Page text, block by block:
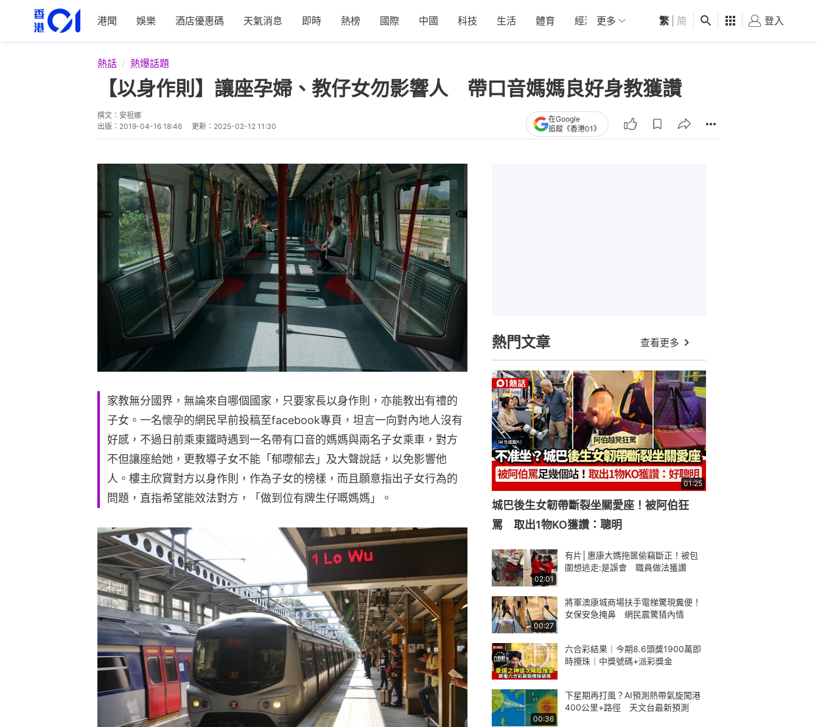
港聞 娛樂 酒店優惠碼 天氣消息 即時 熱榜 國際 中國 科技 生活 體育 經濟 01深圳 觀點 健康 好食玩飛
更多 繁 简 登入
熱話 熱爆話題
【以身作則】讓座孕婦、教仔女勿影響人 帶口音媽媽良好身教獲讚
撰文： 安祖娜
出版： 2019-04-16 18:46 更新： 2025-02-12 11:30
在Google
追蹤《香港01》
家教無分國界，無論來自哪個國家，只要家長以身作則，亦能教出有禮的
子女。一名懷孕的網民早前投稿至facebook專頁，坦言一向對內地人沒有
好感，不過日前乘東鐵時遇到一名帶有口音的媽媽與兩名子女乘車，對方
不但讓座給她，更教導子女不能「郁嚟郁去」及大聲說話，以免影響他
人。樓主欣賞對方以身作則，作為子女的榜樣，而且願意指出子女行為的
問題，直指希望能效法對方，「做到位有牌生仔嘅媽媽」。
熱門文章 查看更多
01:25
城巴後生女韌帶斷裂坐關愛座！被阿伯狂
罵 取出1物KO獲讚：聰明
02:01
有片│惠康大媽拖篋偷竊斷正！被包
圍想逃走:是誤會 職員做法獲讚
00:27
將軍澳康城商場扶手電梯驚現糞便！
女保安急掩鼻 網民震驚猜內情
六合彩結果｜今期8.6頭獎1900萬即
時攪珠｜中獎號碼+派彩獎金
00:36
下星期再打風？AI預測熱帶氣旋闖港
400公里+路徑 天文台最新預測